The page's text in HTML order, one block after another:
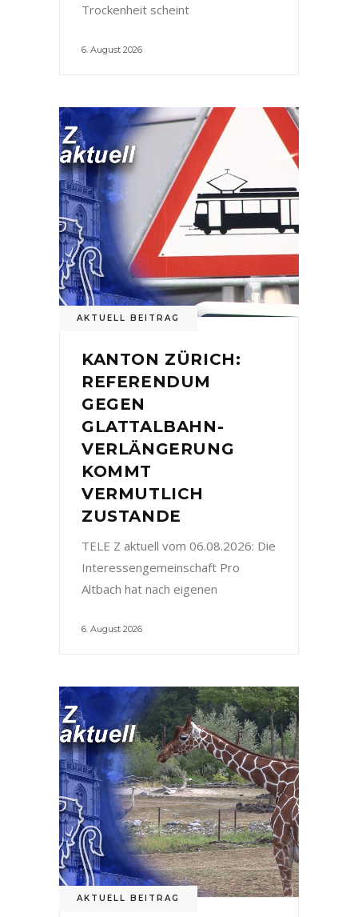
Trockenheit scheint
6. August 2026
AKTUELL BEITRAG
KANTON ZÜRICH:
REFERENDUM
GEGEN
GLATTALBAHN-
VERLÄNGERUNG
KOMMT
VERMUTLICH
ZUSTANDE
TELE Z aktuell vom 06.08.2026: Die
Interessengemeinschaft Pro
Altbach hat nach eigenen
6. August 2026
AKTUELL BEITRAG